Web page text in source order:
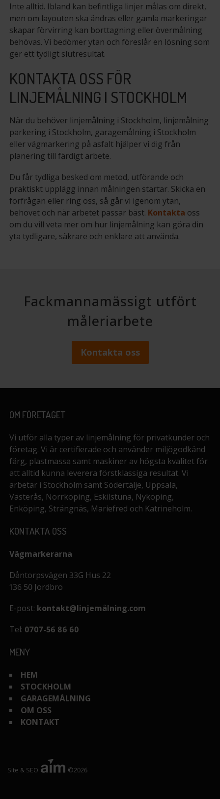
Inte alltid. Ibland kan befintliga linjer målas om direkt,
men om layouten ska ändras eller gamla markeringar
skapar förvirring kan borttagning eller övermålning
behövas. Vi bedömer ytan och föreslår en lösning som
ger ett tydligt slutresultat.
KONTAKTA OSS FÖR
LINJEMÅLNING I STOCKHOLM
När du behöver linjemålning i Stockholm, linjemålning
parkering i Stockholm, garagemålning i Stockholm
eller vägmarkering på asfalt hjälper vi dig från
planering till färdigt arbete.
Du får tydliga besked om metod, utförande och
praktiskt upplägg innan målningen startar. Skicka en
förfrågan eller ring oss, så går vi igenom ytan,
behovet och när arbetet passar bäst. Kontakta oss
om du vill veta mer om hur linjemålning kan göra din
yta tydligare, säkrare och enklare att använda.
Fackmannamässigt utfört
måleriarbete
Kontakta oss
OM FÖRETAGET
Vi utför alla typer av linjemålning för privatkunder och
företag. Vi är certifierade och använder miljögodkänd
färg, plastmassa samt maskiner av högsta kvalitet för
att alltid kunna leverera förstklassiga resultat. Vi
arbetar i Stockholm samt Södertälje, Uppsala,
Västerås, Norrköping, Eskilstuna, Nyköping,
Enköping, Strängnäs, Mariefred och Katrineholm.
KONTAKTA OSS
Vägmarkerarna
Dåntorpsvägen 33G Hus 22
136 50 Jordbro
E-post: kontakt@linjemålning.com
Tel: 0707-56 86 60
MENY
HEM
STOCKHOLM
GARAGEMÅLNING
OM OSS
KONTAKT
Site & SEO ©2026